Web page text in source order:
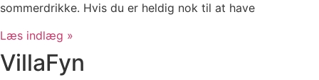
sommerdrikke. Hvis du er heldig nok til at have
Læs indlæg »
VillaFyn